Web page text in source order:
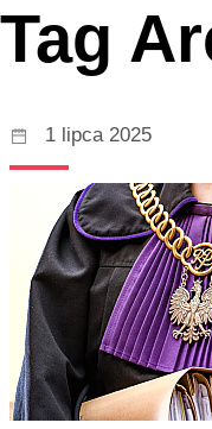
Tag
1 lipca 2025